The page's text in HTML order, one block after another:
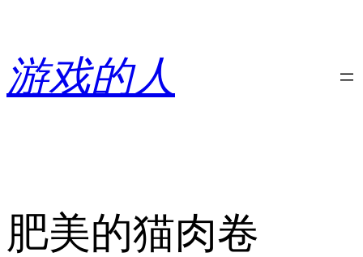
内
容
游戏的人
肥美的猫肉卷